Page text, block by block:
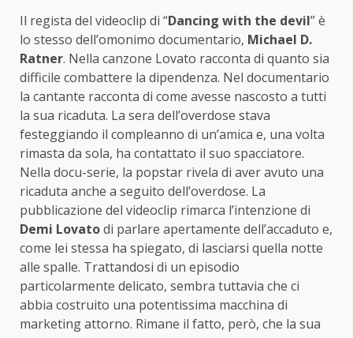
Il regista del videoclip di “Dancing with the devil” è
lo stesso dell’omonimo documentario, Michael D.
Ratner. Nella canzone Lovato racconta di quanto sia
difficile combattere la dipendenza. Nel documentario
la cantante racconta di come avesse nascosto a tutti
la sua ricaduta. La sera dell’overdose stava
festeggiando il compleanno di un’amica e, una volta
rimasta da sola, ha contattato il suo spacciatore.
Nella docu-serie, la popstar rivela di aver avuto una
ricaduta anche a seguito dell’overdose. La
pubblicazione del videoclip rimarca l’intenzione di
Demi Lovatodi parlare apertamente dell’accaduto e,
come lei stessa ha spiegato, di lasciarsi quella notte
alle spalle. Trattandosi di un episodio
particolarmente delicato, sembra tuttavia che ci
abbia costruito una potentissima macchina di
marketing attorno. Rimane il fatto, però, che la sua